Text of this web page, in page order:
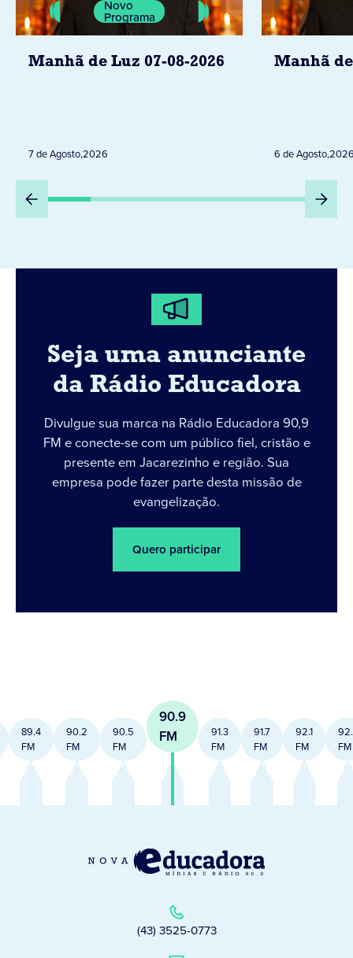
Novo
Programa
Manhã de Luz 07-08-2026
7 de Agosto,2026
Manhã de
6 de Agosto,
Seja uma anunciante
da Rádio Educadora
Divulgue sua marca na Rádio Educadora 90,9
FM e conecte-se com um público fiel, cristão e
presente em Jacarezinho e região. Sua
empresa pode fazer parte desta missão de
evangelização.
Quero participar
89.4
FM
90.2
FM
90.5
FM
90.9
FM
91.3
FM
91.7
FM
92.1
FM
FM
(43) 3525-0773